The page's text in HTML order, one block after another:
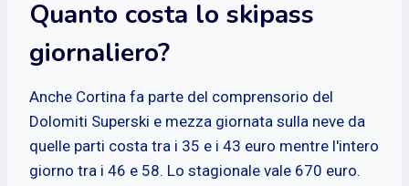
Quanto costa lo skipass
giornaliero?
Anche Cortina fa parte del comprensorio del
Dolomiti Superski e mezza giornata sulla neve da
quelle parti costa tra i 35 e i 43 euro mentre l'intero
giorno tra i 46 e 58. Lo stagionale vale 670 euro.